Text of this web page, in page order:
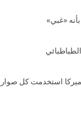
«غبي»
استخدمت كل